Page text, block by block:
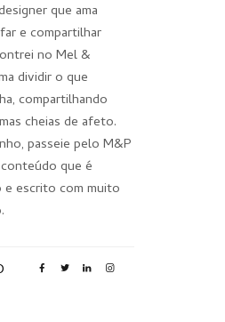
que ama
e compartilhar
no Mel &
dividir o que
compartilhando
cheias de afeto.
passeie pelo M&P
que é
escrito com muito